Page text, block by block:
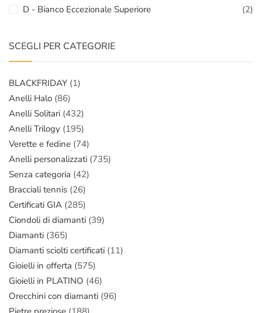
D - Bianco Eccezionale Superiore (2)
SCEGLI PER CATEGORIE
BLACKFRIDAY (1)
Anelli Halo (86)
Anelli Solitari (432)
Anelli Trilogy (195)
Verette e fedine (74)
Anelli personalizzati (735)
Senza categoria (42)
Bracciali tennis (26)
Certificati GIA (285)
Ciondoli di diamanti (39)
Diamanti (365)
Diamanti sciolti certificati (11)
Gioielli in offerta (575)
Gioielli in PLATINO (46)
Orecchini con diamanti (96)